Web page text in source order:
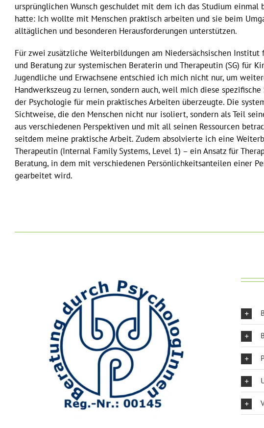
ursprünglichen Wunsch geschuldet mit dem ich das Studium einmal
hatte: Ich wollte mit Menschen praktisch arbeiten und sie beim
alltäglichen und besonderen Herausforderungen unterstützen.
Für zwei zusätzliche Weiterbildungen am Niedersächsischen Institut
und Beratung zur systemischen Beraterin und Therapeutin (SG) für
Jugendliche und Erwachsene entschied ich mich nicht nur, um
Handwerkszeug zu lernen, sondern auch, weil mich diese
der Psychologie für mein praktisches Arbeiten überzeugte. Die
Sichtweise, die den Menschen nicht nur isoliert, sondern als Teil
aus verschiedenen Perspektiven und mit all seinen Ressourcen
seitdem meine praktische Arbeit. Zudem absolvierte ich eine
Therapeutin (Internal Family Systems, Level 1) – ein Ansatz für
Beratung, in dem mit verschiedenen Persönlichkeitsanteilen einer
gearbeitet wird.